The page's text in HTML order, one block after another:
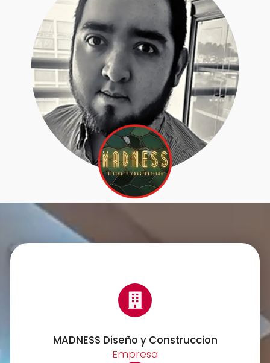
MADNESS Diseño y Construccion
Empresa